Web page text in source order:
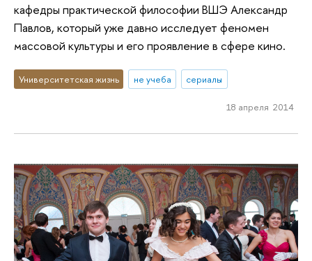
кафедры практической философии ВШЭ Александр
Павлов, который уже давно исследует феномен
массовой культуры и его проявление в сфере кино.
Университетская жизнь не учеба сериалы
18 апреля 2014